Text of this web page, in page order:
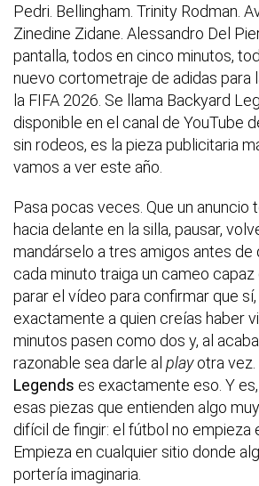
Pedri. Bellingham. Trinity Rodman.
Zinedine Zidane. Alessandro Del
pantalla, todos en cinco minutos,
nuevo cortometraje de adidas para
la FIFA 2026. Se llama Backyard
disponible en el canal de YouTube
sin rodeos, es la pieza publicitaria
vamos a ver este año.
Pasa pocas veces. Que un anuncio
hacia delante en la silla, pausar,
mandárselo a tres amigos antes de
cada minuto traiga un cameo
parar el vídeo para confirmar que
exactamente a quien creías haber
minutos pasen como dos y, al
razonable sea darle al playotra vez.
Legends es exactamente eso. Y
esas piezas que entienden algo
difícil de fingir: el fútbol no empieza
Empieza en cualquier sitio donde
portería imaginaria.